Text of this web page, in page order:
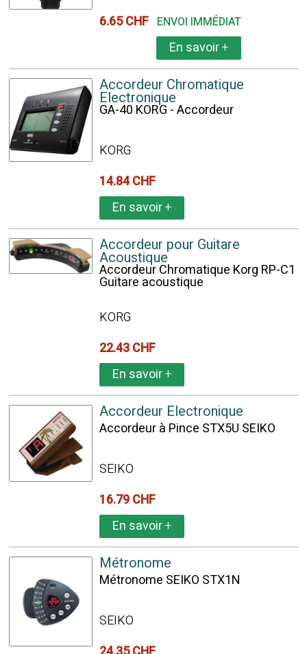
6.65 CHF ENVOI IMMÉDIAT
En savoir+
Accordeur Chromatique
Electronique
GA-40 KORG - Accordeur
KORG
14.84 CHF
En savoir+
Accordeur pour Guitare
Acoustique
Accordeur Chromatique Korg RP-C1
Guitare acoustique
KORG
22.43 CHF
En savoir+
Accordeur Electronique
Accordeur à Pince STX5U SEIKO
SEIKO
16.79 CHF
En savoir+
Métronome
Métronome SEIKO STX1N
SEIKO